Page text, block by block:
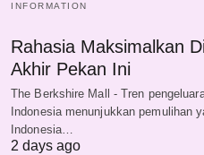
INFORMATION
Rahasia Maksimalkan
Akhir Pekan Ini
The Berkshire Mall - Tren
Indonesia menunjukkan pemulihan
Indonesia…
2 days ago